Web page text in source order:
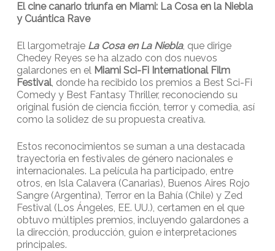
El cine canario triunfa en Miami: La Cosa en la Niebla
y Cuántica Rave
El largometraje La Cosa en La Niebla, que dirige
Chedey Reyes se ha alzado con dos nuevos
galardones en el Miami Sci-Fi International Film
Festival, donde ha recibido los premios a Best Sci-Fi
Comedy y Best Fantasy Thriller, reconociendo su
original fusión de ciencia ficción, terror y comedia, así
como la solidez de su propuesta creativa.
Estos reconocimientos se suman a una destacada
trayectoria en festivales de género nacionales e
internacionales. La película ha participado, entre
otros, en Isla Calavera (Canarias), Buenos Aires Rojo
Sangre (Argentina), Terror en la Bahía (Chile) y Zed
Festival (Los Ángeles, EE. UU.), certamen en el que
obtuvo múltiples premios, incluyendo galardones a
la dirección, producción, guion e interpretaciones
principales.